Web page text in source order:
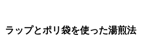
ラップとポリ袋を使った湯煎法